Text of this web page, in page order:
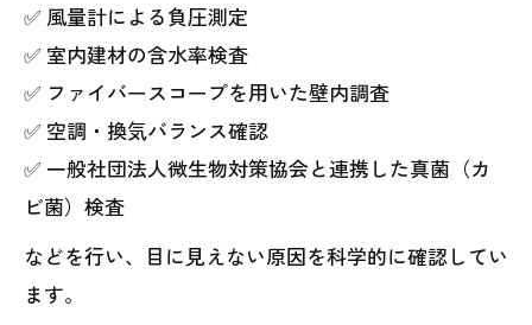
✅ 風量計による負圧測定
✅ 室内建材の含水率検査
✅ ファイバースコープを用いた壁内調査
✅ 空調・換気バランス確認
✅ 一般社団法人微生物対策協会と連携した真菌（カ
ビ菌）検査
などを行い、目に見えない原因を科学的に確認してい
ます。